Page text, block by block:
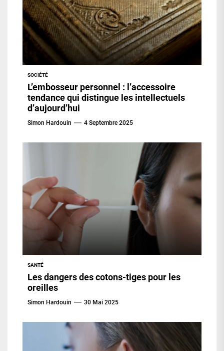
SOCIÉTÉ
L’embosseur personnel : l’accessoire
tendance qui distingue les intellectuels
d’aujourd’hui
Simon Hardouin 4 Septembre 2025
SANTÉ
Les dangers des cotons-tiges pour les
oreilles
Simon Hardouin 30 Mai 2025